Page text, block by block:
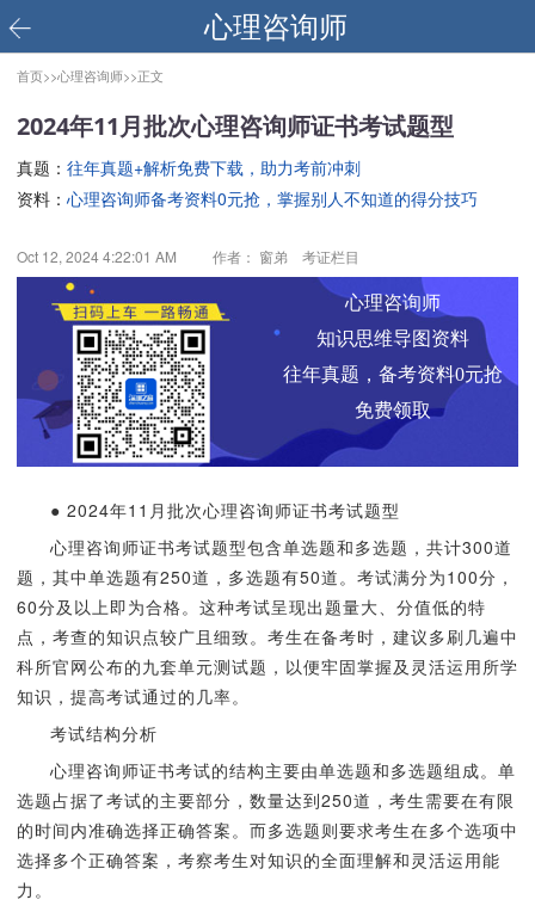
心理咨询师
首页>>心理咨询师>>正文
2024年11月批次心理咨询师证书考试题型
真题： 往年真题+解析免费下载，助力考前冲刺
资料： 心理咨询师备考资料0元抢，掌握别人不知道的得分技巧
Oct 12, 2024 4:22:01 AM 作者： 窗弟 考证栏目
心理咨询师
知识思维导图资料
往年真题，备考资料0元抢
免费领取
● 2024年11月批次心理咨询师证书考试题型
心理咨询师证书考试题型包含单选题和多选题，共计300道
题，其中单选题有250道，多选题有50道。考试满分为100分，
60分及以上即为合格。这种考试呈现出题量大、分值低的特
点，考查的知识点较广且细致。考生在备考时，建议多刷几遍中
科所官网公布的九套单元测试题，以便牢固掌握及灵活运用所学
知识，提高考试通过的几率。
考试结构分析
心理咨询师证书考试的结构主要由单选题和多选题组成。单
选题占据了考试的主要部分，数量达到250道，考生需要在有限
的时间内准确选择正确答案。而多选题则要求考生在多个选项中
选择多个正确答案，考察考生对知识的全面理解和灵活运用能
力。